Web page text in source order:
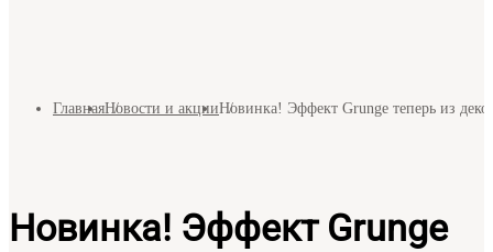
ГлавнаяНовости и акцииНовинка! Эффект Grunge теперь из
Новинка! Эффект Grunge